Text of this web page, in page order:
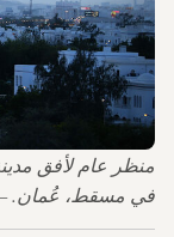
في مسقط، عُمان.